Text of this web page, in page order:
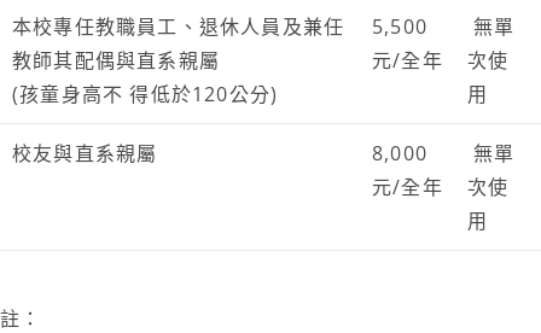
本校專任教職員工、退休人員及兼任
教師其配偶與直系親屬
(孩童身高不 得低於120公分)
5,500
元/全年
無單
次使
用
校友與直系親屬
8,000
元/全年
無單
次使
用
註：